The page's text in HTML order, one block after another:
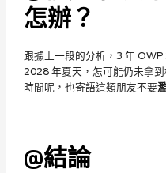
怎辦？
跟據上一段的分析，3 年
2028 年夏天，怎可能仍未拿
時間呢，也寄語這類朋友不要
@結論